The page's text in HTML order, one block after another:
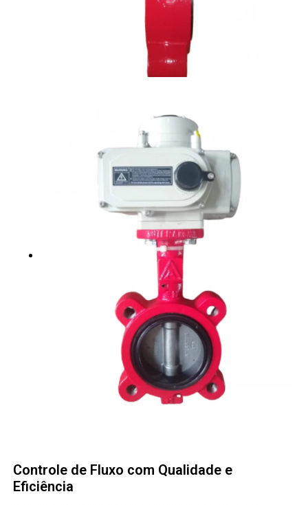
Controle de Fluxo com Qualidade e
Eficiência